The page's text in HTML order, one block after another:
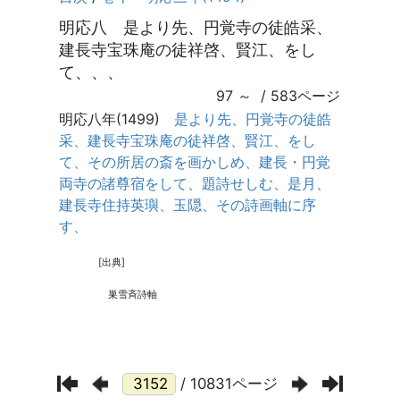
/ 10831ページ